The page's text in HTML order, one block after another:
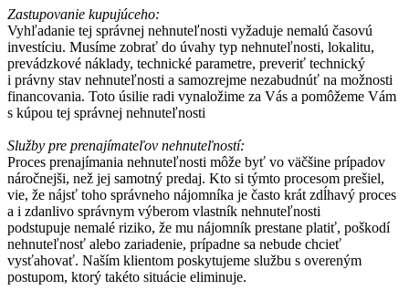
Zastupovanie kupujúceho:
Vyhľadanie tej správnej nehnuteľnosti vyžaduje nemalú časovú
investíciu. Musíme zobrať do úvahy typ nehnuteľnosti, lokalitu,
prevádzkové náklady, technické parametre, preveriť technický
i právny stav nehnuteľnosti a samozrejme nezabudnúť na možnosti
financovania. Toto úsilie radi vynaložime za Vás a pomôžeme Vám
s kúpou tej správnej nehnuteľnosti
Služby pre prenajímateľov nehnuteľností:
Proces prenajímania nehnuteľnosti môže byť vo väčšine prípadov
náročnejši, než jej samotný predaj. Kto si týmto procesom prešiel,
vie, že nájsť toho správneho nájomníka je často krát zdĺhavý proces
a i zdanlivo správnym výberom vlastník nehnuteľnosti
podstupuje nemalé riziko, že mu nájomník prestane platiť, poškodí
nehnuteľnosť alebo zariadenie, prípadne sa nebude chcieť
vysťahovať. Naším klientom poskytujeme službu s overeným
postupom, ktorý takéto situácie eliminuje.